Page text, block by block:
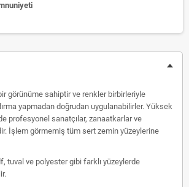
görünüme sahiptir ve renkler birbirleriyle
yapmadan doğrudan uygulanabilirler. Yüksek
profesyonel sanatçılar, zanaatkarlar ve
İşlem görmemiş tüm sert zemin yüzeylerine
tuval ve polyester gibi farklı yüzeylerde